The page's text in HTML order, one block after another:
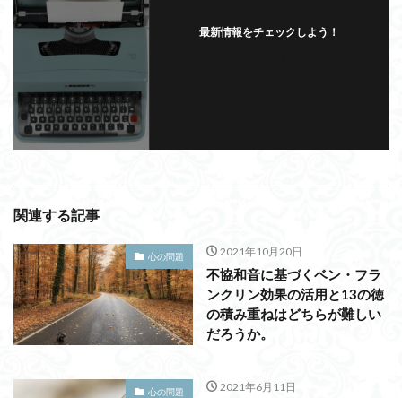
最新情報をチェックしよう！
関連する記事
心の問題 2021年10月20日
不協和音に基づくベン・フラ
ンクリン効果の活用と13の徳
の積み重ねはどちらが難しい
だろうか。
心の問題 2021年6月11日